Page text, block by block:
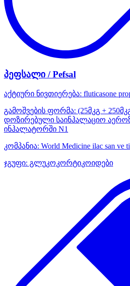
პეფსალი / Pefsal
აქტიური ნივთიერება: fluticasone
გამოშვების ფორმა: (25მკგ +
დოზირებული საინჰალაციო
ინჰალატორში N1
კომპანია: World Medicine ilac san ve
ჯგუფი: გლუკოკორტიკოიდები